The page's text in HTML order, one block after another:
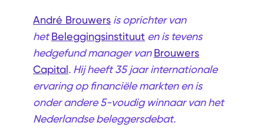
André Brouwers is oprichter van
het Beleggingsinstituut en is tevens
hedgefund manager van Brouwers
Capital. Hij heeft 35 jaar internationale
ervaring op financiële markten en is
onder andere 5-voudig winnaar van het
Nederlandse beleggersdebat.